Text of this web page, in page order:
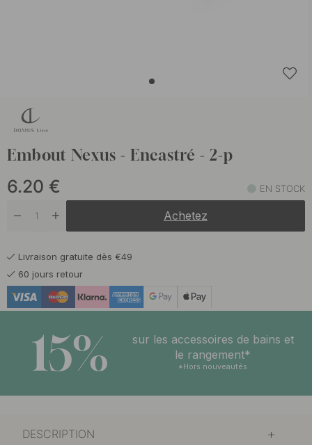
Embout Nexus - Encastré - 2-p
6.20 € EN STOCK
Achetez
Livraison gratuite dès €49
60 jours retour
15%
sur les accessoires de bains et
le rangement*
*Hors nouveautés
DESCRIPTION